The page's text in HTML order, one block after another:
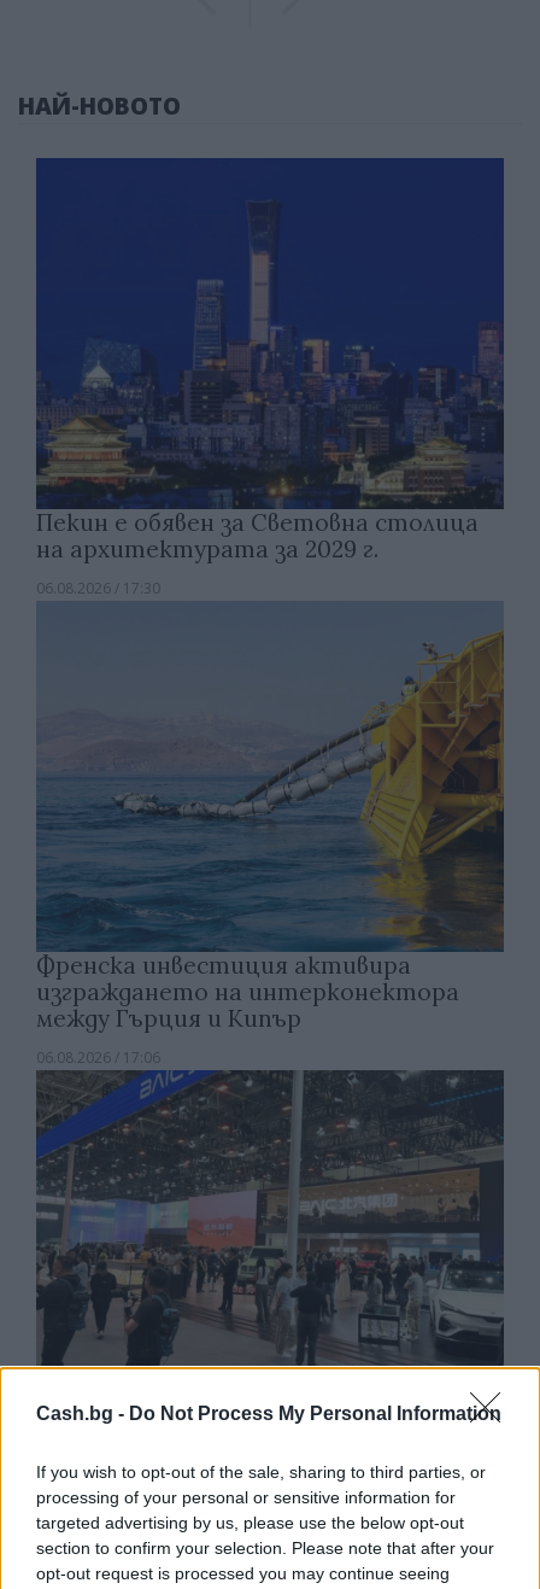
Cash.bg - Do Not Process My Personal Information
If you wish to opt-out of the sale, sharing to third parties, or
processing of your personal or sensitive information for
targeted advertising by us, please use the below opt-out
section to confirm your selection. Please note that after your
opt-out request is processed you may continue seeing
НАЙ-НОВОТО
Пекин е обявен за Световна столица
на архитектурата за 2029 г.
06.08.2026 / 17:30
Френска инвестиция активира
изграждането на интерконектора
между Гърция и Кипър
06.08.2026 / 17:06
е нараснал със 120%
06.08.2026 / 16:30